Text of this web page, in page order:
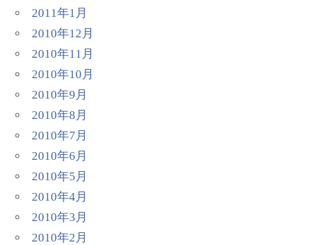
2011年1月
2010年12月
2010年11月
2010年10月
2010年9月
2010年8月
2010年7月
2010年6月
2010年5月
2010年4月
2010年3月
2010年2月